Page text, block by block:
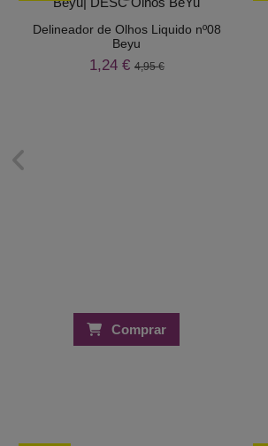
Delineador de Olhos Liquido nº08
Beyu
1,24 € 4,95 €
Comprar